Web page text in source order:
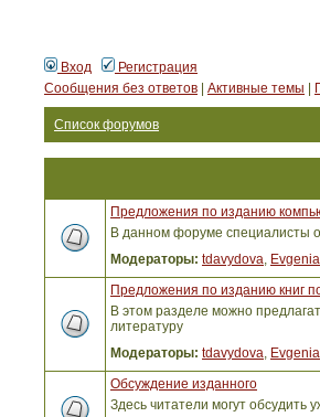
Вход
Регистрация
Сообщения без ответов
Активные темы
Список форумов
Предложения по изданию
В данном форуме специалисты
Модераторы: tdavydova, Evgenia
Предложения по изданию книг
В этом разделе можно
литературу
Модераторы: tdavydova, Evgenia
Обсуждение изданного
Здесь читатели могут обсудить